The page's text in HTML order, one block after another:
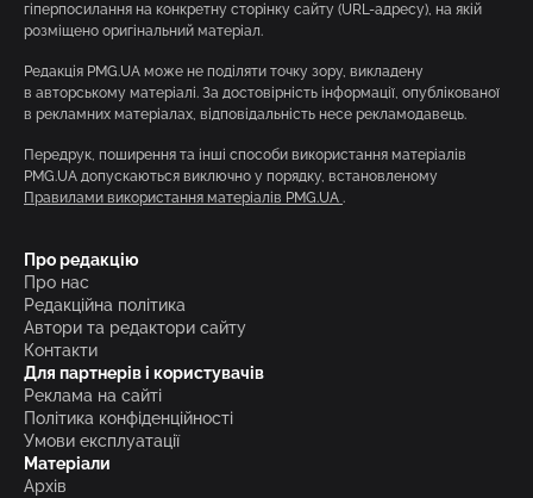
гіперпосилання на конкретну сторінку сайту (URL-адресу), на якій
розміщено оригінальний матеріал.
Редакція PMG.UA може не поділяти точку зору, викладену
в авторському матеріалі. За достовірність інформації, опублікованої
в рекламних матеріалах, відповідальність несе рекламодавець.
Передрук, поширення та інші способи використання матеріалів
PMG.UA допускаються виключно у порядку, встановленому
Правилами використання матеріалів PMG.UA .
Про редакцію
Про нас
Редакційна політика
Автори та редактори сайту
Контакти
Для партнерів і користувачів
Реклама на сайті
Політика конфіденційності
Умови експлуатації
Матеріали
Архів